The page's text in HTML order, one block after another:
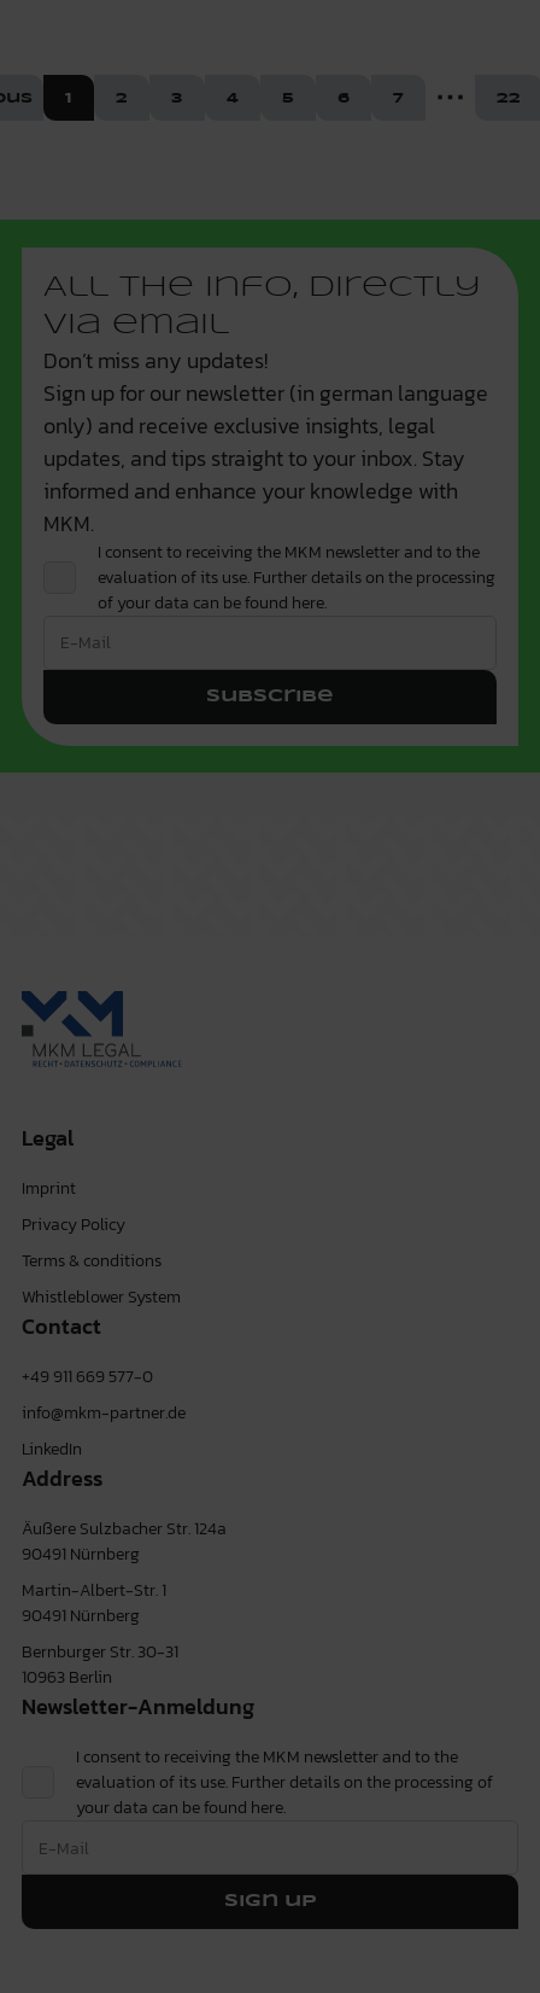
1 2 3 4 5 6 7 More22
All the info, directly
via email
Don’t miss any updates!
Sign up for our newsletter (in german language
only) and receive exclusive insights, legal
updates, and tips straight to your inbox. Stay
informed and enhance your knowledge with
MKM.
I consent to receiving the MKM newsletter and to the
evaluation of its use. Further details on the processing
of your data can be found here.
Subscribe
Legal
Imprint
Privacy Policy
Terms & conditions
Whistleblower System
Contact
+49 911 669 577-0
info@mkm-partner.de
LinkedIn
Address
Äußere Sulzbacher Str. 124a
90491 Nürnberg
Martin-Albert-Str. 1
90491 Nürnberg
Bernburger Str. 30-31
10963 Berlin
Newsletter-Anmeldung
I consent to receiving the MKM newsletter and to the
evaluation of its use. Further details on the processing of
your data can be found here.
Sign up